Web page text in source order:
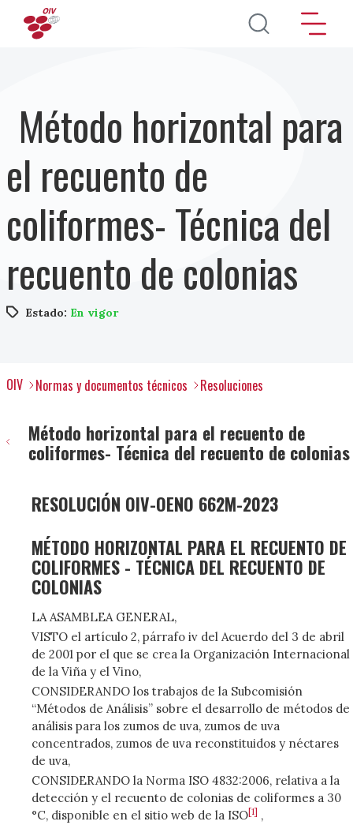
Pasar al contenido principal
Método horizontal para
el recuento de
coliformes- Técnica del
recuento de colonias
Estado: En vigor
OIV Normas y documentos técnicos Resoluciones
Método horizontal para el recuento de
coliformes- Técnica del recuento de colonias
RESOLUCIÓN OIV-OENO 662M-2023
MÉTODO HORIZONTAL PARA EL RECUENTO DE
COLIFORMES - TÉCNICA DEL RECUENTO DE
COLONIAS
LA ASAMBLEA GENERAL,
VISTO el artículo 2, párrafo iv del Acuerdo del 3 de abril
de 2001 por el que se crea la Organización Internacional
de la Viña y el Vino,
CONSIDERANDO los trabajos de la Subcomisión
“Métodos de Análisis” sobre el desarrollo de métodos de
análisis para los zumos de uva, zumos de uva
concentrados, zumos de uva reconstituidos y néctares
de uva,
CONSIDERANDO la Norma ISO 4832:2006, relativa a la
detección y el recuento de colonias de coliformes a 30
°C, disponible en el sitio web de la ISO[1] ,